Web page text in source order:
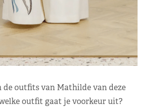
de outfits van Mathilde van deze
outfit gaat je voorkeur uit?